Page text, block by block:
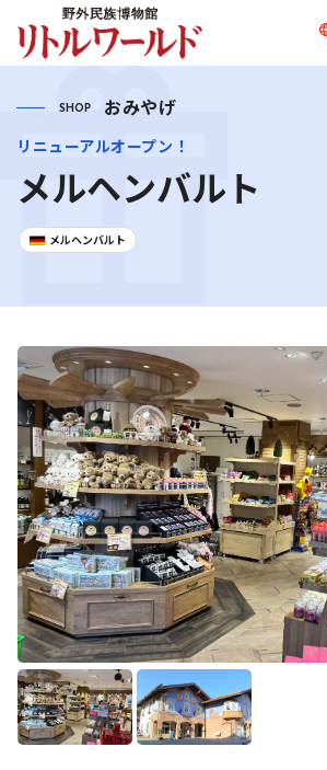
開館時間･営業日
展示
グルメ
SHOP おみやげ
リニューアルオープン！
メルヘンバルト
メルヘンバルト